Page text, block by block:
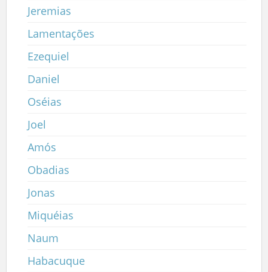
Jeremias
Lamentações
Ezequiel
Daniel
Oséias
Joel
Amós
Obadias
Jonas
Miquéias
Naum
Habacuque